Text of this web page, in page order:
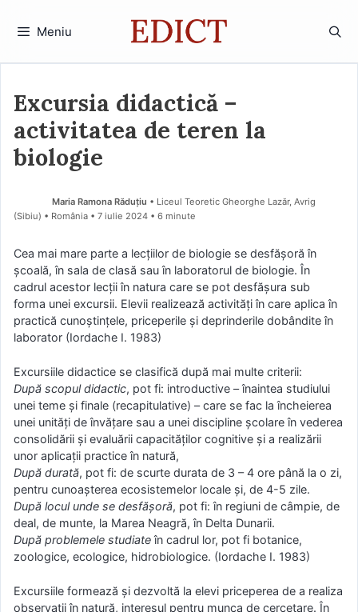
Meniu
Excursia didactică –
activitatea de teren la
biologie
Maria Ramona Răduțiu • Liceul Teoretic Gheorghe Lazăr, Avrig
(Sibiu) • România
7 iulie 2024 • 6 minute
Cea mai mare parte a lecţiilor de biologie se desfăşoră în
şcoală, în sala de clasă sau în laboratorul de biologie. În
cadrul acestor lecţii în natura care se pot desfăşura sub
forma unei excursii. Elevii realizează activităţi în care aplica în
practică cunoştinţele, priceperile şi deprinderile dobândite în
laborator (Iordache I. 1983)
Excursiile didactice se clasifică după mai multe criterii:
După scopul didactic, pot fi: introductive – înaintea studiului
unei teme şi finale (recapitulative) – care se fac la încheierea
unei unităţi de învăţare sau a unei discipline şcolare în vederea
consolidării şi evaluării capacităţilor cognitive şi a realizării
unor aplicaţii practice în natură,
După durată, pot fi: de scurte durata de 3 – 4 ore până la o zi,
pentru cunoaşterea ecosistemelor locale şi, de 4-5 zile.
După locul unde se desfășoră, pot fi: în regiuni de câmpie, de
deal, de munte, la Marea Neagră, în Delta Dunarii.
După problemele studiate în cadrul lor, pot fi botanice,
zoologice, ecologice, hidrobiologice. (Iordache I. 1983)
Excursiile formează şi dezvoltă la elevi priceperea de a realiza
observaţii în natură, interesul pentru munca de cercetare. În